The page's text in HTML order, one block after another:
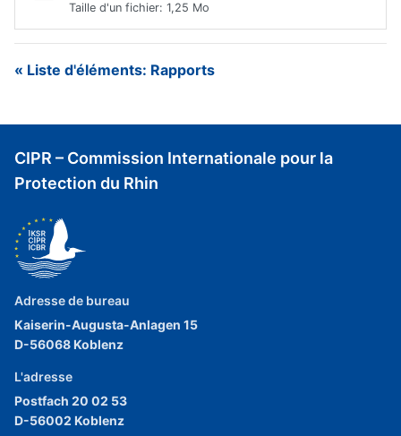
Taille d'un fichier: 1,25 Mo
« Liste d'éléments: Rapports
CIPR – Commission Internationale pour la
Protection du Rhin
Adresse de bureau
Kaiserin-Augusta-Anlagen 15
D-56068 Koblenz
L'adresse
Postfach 20 02 53
D-56002 Koblenz